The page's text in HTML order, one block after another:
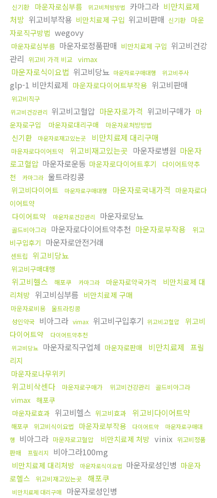
신기환 마운자로심부름 위고비처방방법 카마그라 비만치료제
처방 위고비부작용 비만치료제 구입 위고비판매 신기환
마운
자로직구방법 wegovy
마운자로심부름 마운자로정품판매 비만치료제 구입 위고비건강
관리 위고비 가격 비교 vimax
마운자로식이요법 위고비당뇨 마운자로구매대행 위고비주사
glp-1 비만치료제 마운자로다이어트부작용 위고비판매
위고비직구
위고비건강관리 위고비고혈압 마운자로가격 위고비구매가 마
운자로구입
마운자로대리구매 마운자로처방방법
신기환 마운자로재고있는곳 비만치료제 대리구매
마운자로다이어트약 위고비재고있는곳 마운자로병원 마운자
로고혈압 마운자로운동 마운자로다이어트후기
다이어트약추
천
카마그라 울트라킹콩
위고비다이어트 마운자로구매대행 마운자로국내가격
마운자로다
이어트약
다이어트약 마운자로건강관리 마운자로당뇨
골드비아그라 마운자로다이어트약추천 마운자로부작용
위고
비구입후기
마운자로안전거래
센트립 위고비당뇨
위고비구매대행
위고비헬스 해포쿠 카마그라 마운자로약국가격
비만치료제 대
리처방 위고비심부름 비만치료제 구매
마운자로비용
울트라킹콩
성인약국 비아그라 vimax 위고비구입후기 위고비고혈압
위고비
다이어트약
다이어트약추천
위고비당뇨
마운자로직구업체 마운자로판매 비만치료제
프릴
리지
마운자로나무위키
위고비삭센다 마운자로구매가 위고비건강관리 골드비아그라
vimax 해포쿠
마운자로효과 위고비헬스 위고비효과 위고비다이어트약
해포쿠 위고비식이요법 마운자로부작용 다이어트약
마운자로구매대
행
비아그라 마운자로고혈압 비만치료제 처방 vinix 위고비정품
판매
프릴리지 비아그라100mg
비만치료제 대리처방 마운자로식이요법 마운자로성인병 마운자
로헬스
위고비재고있는곳 해포쿠
비만치료제 대리구매 마운자로성인병